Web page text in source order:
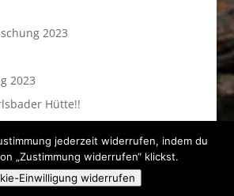
2023
2023
Hütte!!
anstehenden Veranstaltungen vorhanden.
jederzeit widerrufen, indem du
„Zustimmung widerrufen“ klickst.
Einwilligung widerrufen